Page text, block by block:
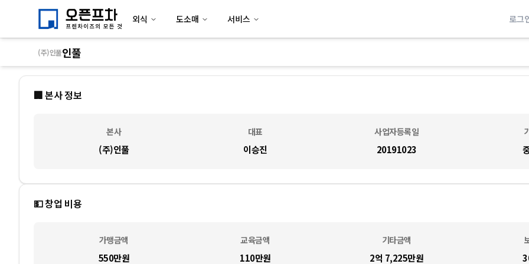
🏢 본사 정보
본사 대표 사업자등록일
(주)인풀 이승진 20191023
(주)인풀인풀
💵 창업 비용
가맹금액 교육금액 기타금액
550만원 110만원 2억 7,225만원
외식 도소매 서비스 로그